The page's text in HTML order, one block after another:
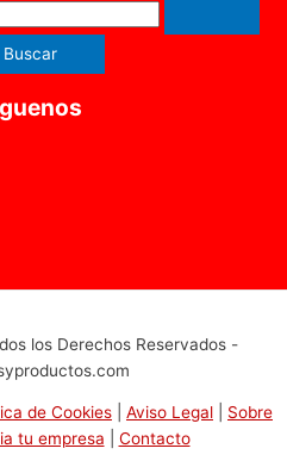
los Derechos Reservados -
de Cookies Aviso Legal
Sobre
tu empresa Contacto